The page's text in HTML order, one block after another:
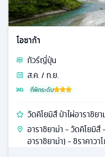
โอซาก้า
ทัวร์ญี่ปุ่น
ส.ค. / ก.ย.
ที่พักระดับ
วัดคิโยมิสึ ป่าไผ่อาราชิย
อาราชิยาม่า - วัดคิโยมิสึ
อาราชิยาม่า) - ชิราคาว